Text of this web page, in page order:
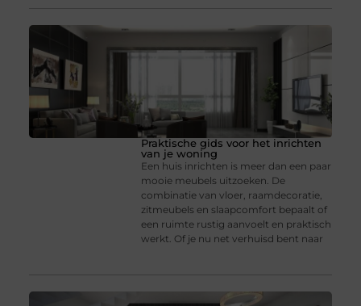
Praktische gids voor het inrichten
van je woning
Een huis inrichten is meer dan een paar
mooie meubels uitzoeken. De
combinatie van vloer, raamdecoratie,
zitmeubels en slaapcomfort bepaalt of
een ruimte rustig aanvoelt en praktisch
werkt. Of je nu net verhuisd bent naar